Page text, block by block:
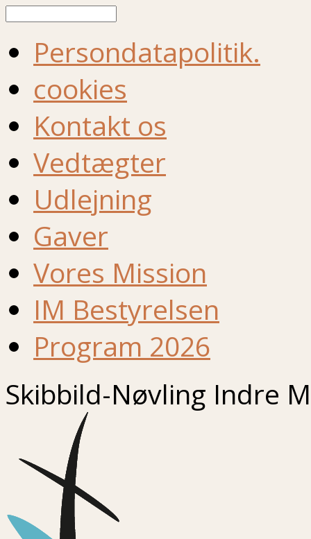
Persondatapolitik.
cookies
Kontakt os
Vedtægter
Udlejning
Gaver
Vores Mission
IM Bestyrelsen
Program 2026
Skibbild-Nøvling Indre